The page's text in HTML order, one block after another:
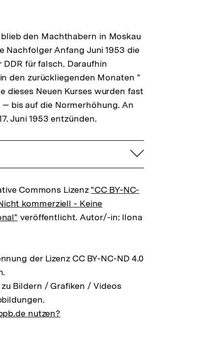
den Machthabern in Moskau
Nachfolger Anfang Juni 1953 die
für falsch. Daraufhin
den zurückliegenden Monaten "
dieses Neuen Kurses wurden fast
bis auf die Normerhöhung. An
Juni 1953 entzünden.
aufklappen
Commons Lizenz "CC BY-NC-
kommerziell - Keine
veröffentlicht. Autor/-in: Ilona
der Lizenz CC BY-NC-ND 4.0
Bildern / Grafiken / Videos
nutzen?